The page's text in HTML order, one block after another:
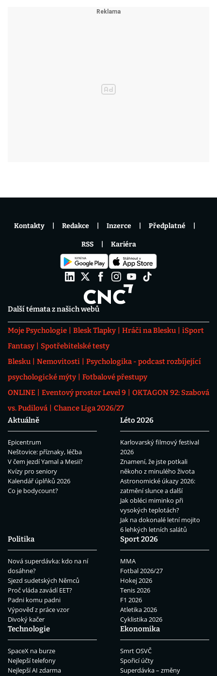
Další témata z našich webů
Moje Psychologie Blesk Tlapky Hráči na Blesku
iSport
Fantasy
Spotřebitelské testy
Blesku
Nemovitosti
Psychologika - podcast rozbíjející
psychologické mýty
Fotbalové přestupy
ONLINE
Eventový prostor Level 9
OKTAGON 92: Szabová
vs. Pudilová
Chance Liga 2026/27
Aktuálně
Epicentrum
Neštovice: příznaky, léčba
V čem jezdí Yamal a Mesii?
Kvízy pro seniory
Kalendář úplňků 2026
Co je bodycount?
Léto 2026
Karlovarský filmový festival
2026
Znamení, že jste potkali
někoho z minulého života
Astronomické úkazy 2026:
zatmění slunce a další
Jak obléci miminko při
vysokých teplotách?
Jak na dokonalé letní mojito
6 lehkých letních salátů
Politika
Nová superdávka: kdo na ní
dosáhne?
Sjezd sudetských Němců
Proč vláda zavádí EET?
Padni komu padni
Výpověď z práce vzor
Divoký kačer
Sport 2026
MMA
Fotbal 2026/27
Hokej 2026
Tenis 2026
F1 2026
Atletika 2026
Cyklistika 2026
Technologie
SpaceX na burze
Nejlepší telefony
Nejlepší AI zdarma
Ekonomika
Smrt OSVČ
Spořicí účty
Superdávka – změny
Kontakty Redakce Inzerce Předplatné
RSS Kariéra